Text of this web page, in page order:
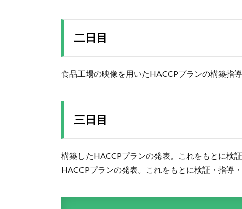
二日目
食品工場の映像を用いたHACCPプランの構築指導
三日目
構築したHACCPプランの発表。これをもとに検
HACCPプランの発表。これをもとに検証・指導